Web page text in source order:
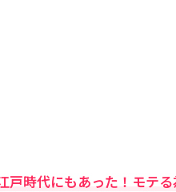
戸時代にもあった！モテ